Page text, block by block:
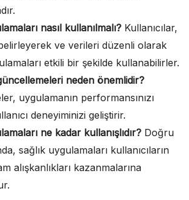
nasıl kullanılmalı? Kullanıcılar,
ve verileri düzenli olarak
etkili bir şekilde kullanabilirler.
neden önemlidir?
uygulamanın performansınızı
deneyiminizi geliştirir.
ne kadar kullanışlıdır? Doğru
sağlık uygulamaları kullanıcıların
alışkanlıkları kazanmalarına